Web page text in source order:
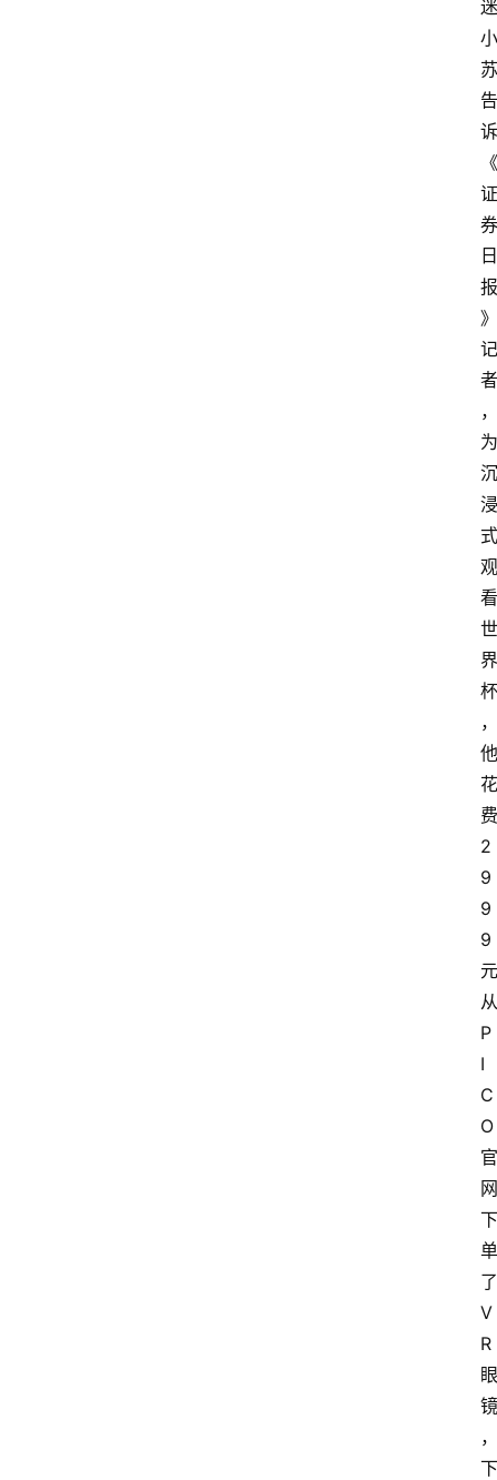
迷
小
苏
告
诉
《
证
券
日
报
》
记
者
，
为
沉
浸
式
观
看
世
界
杯
，
他
花
费
2
9
9
9
元
从
P
I
C
O
官
网
下
单
了
V
R
眼
镜
，
下